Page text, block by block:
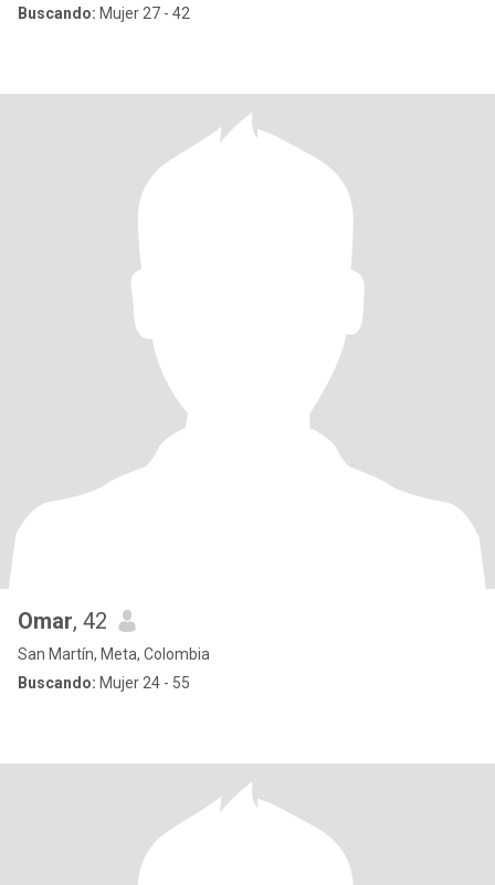
Buscando: Mujer 27 - 42
Omar, 42
San Martín, Meta, Colombia
Buscando: Mujer 24 - 55